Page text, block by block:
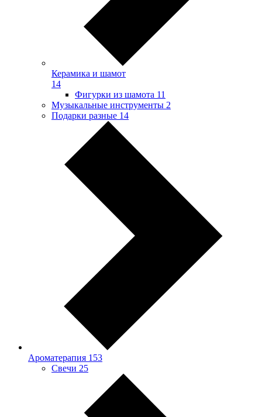
Керамика и шамот
14
Фигурки из шамота 11
Музыкальные инструменты 2
Подарки разные 14
Ароматерапия 153
Свечи 25